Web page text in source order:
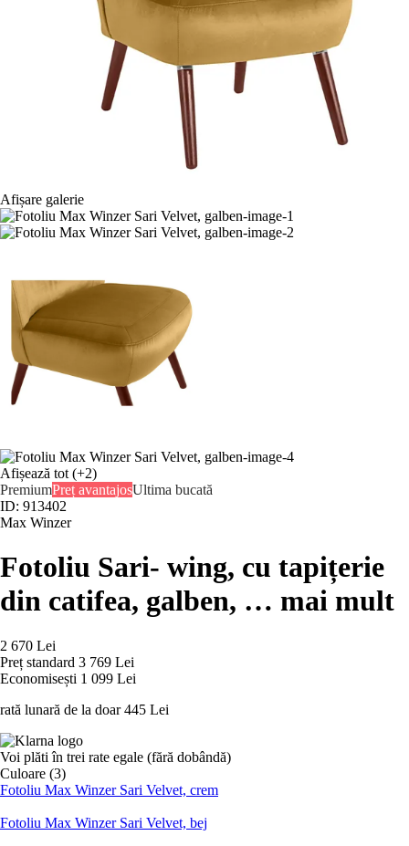
Afișare galerie
Afișează tot (+2)
PremiumPreț avantajosUltima bucată
ID: 913402
Max Winzer
Fotoliu Sari- wing, cu tapițerie
din catifea, galben, … mai mult
2 670 Lei
Preț standard 3 769 Lei
Economisești 1 099 Lei
rată lunară de la doar 445 Lei
Voi plăti în trei rate egale (fără dobândă)
Culoare (3)
Fotoliu Max Winzer Sari Velvet, crem
Fotoliu Max Winzer Sari Velvet, bej